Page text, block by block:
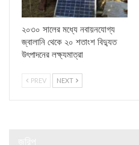
২০৩০ সালের মধ্যে নবায়নযোগ্য
জ্বালানি থেকে ২০ শতাংশ বিদ্যুত
উৎপাদনের লক্ষ্যমাত্রা
PREV NEXT